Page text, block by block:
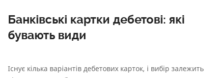
Банківські картки дебетові: які
бувають види
Існує кілька варіантів дебетових карток, і вибір залежить